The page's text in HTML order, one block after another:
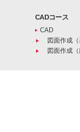
CADコース
CAD
図面作成（
図面作成（